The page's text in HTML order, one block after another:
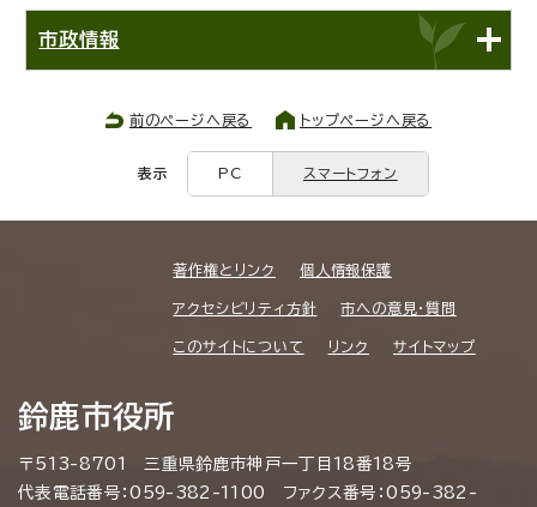
市政情報
前のページへ戻る トップページへ戻る
表示 PC スマートフォン
著作権とリンク 個人情報保護
アクセシビリティ方針 市への意見・質問
このサイトについて リンク サイトマップ
鈴鹿市役所
〒513-8701 三重県鈴鹿市神戸一丁目18番18号
代表電話番号：059-382-1100 ファクス番号：059-382-